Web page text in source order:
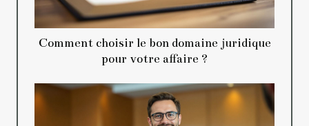
Comment choisir le bon domaine juridique
pour votre affaire ?